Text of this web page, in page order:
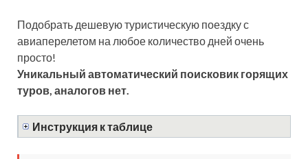
Подобрать дешевую туристическую поездку с
авиаперелетом на любое количество дней очень
просто!
Уникальный автоматический поисковик горящих
туров, аналогов нет.
Инструкция к таблице